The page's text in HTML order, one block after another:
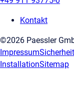
Kontakt
©2026 Paessler
Impressum
InstallationSitemap